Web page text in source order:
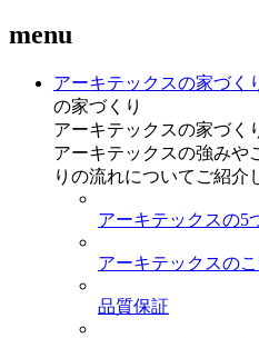
menu
アーキテックスの家づく
の家づくり
アーキテックスの家づく
アーキテックスの強みや
りの流れについてご紹介
アーキテックスの5
アーキテックスのこ
品質保証